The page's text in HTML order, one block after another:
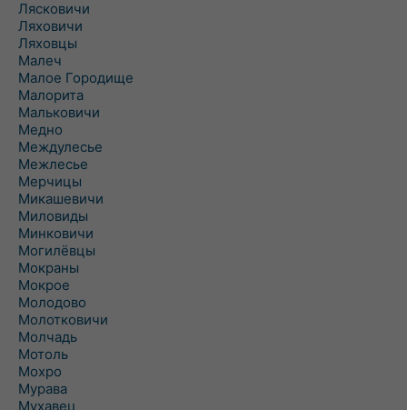
Лясковичи
Ляховичи
Ляховцы
Малеч
Малое Городище
Малорита
Мальковичи
Медно
Междулесье
Межлесье
Мерчицы
Микашевичи
Миловиды
Минковичи
Могилёвцы
Мокраны
Мокрое
Молодово
Молотковичи
Молчадь
Мотоль
Мохро
Мурава
Мухавец